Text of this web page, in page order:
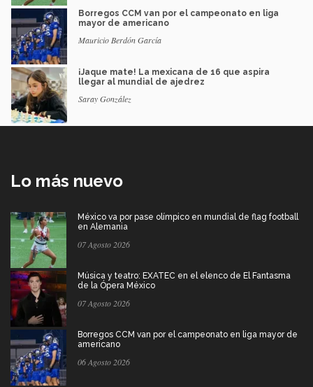
Borregos CCM van por el campeonato en liga
mayor de americano
Mauricio Berdón García
¡Jaque mate! La mexicana de 16 que aspira
llegar al mundial de ajedrez
Saray González
Lo más nuevo
México va por pase olímpico en mundial de flag football
en Alemania
07 Agosto 2026
Música y teatro: EXATEC en el elenco de El Fantasma
de la Ópera México
07 Agosto 2026
Borregos CCM van por el campeonato en liga mayor de
americano
06 Agosto 2026